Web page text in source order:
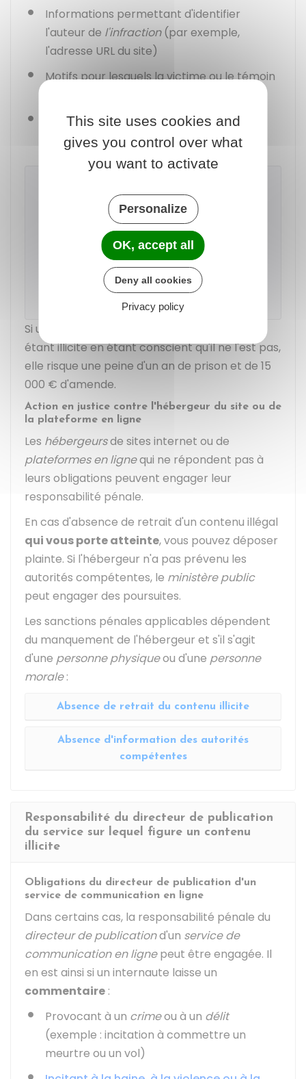
Informations permettant d'identifier
l'auteur de l'infraction(par exemple,
l'adresse URL du site)
Motifs pour lesquels la victime ou le témoin
Éventuelles démarches effectuées pour
contacter l'auteur des faits.
Il n'est pas obligatoire d'avoir tenté de
contacter l'auteur de l'infraction pour
signaler un contenu illicite à l'hébergeur
internet. La victime ou le témoin peut
directement signaler les faits à
Si une personne signale un contenu comme
étant illicite en étant conscient qu'il ne l'est pas,
elle risque une peine d'un an de prison et de 15
000 € d'amende.
Action en justice contre l'hébergeur du site ou de
la plateforme en ligne
Les hébergeursde sites internet ou de
plateformes en lignequi ne répondent pas à
leurs obligations peuvent engager leur
responsabilité pénale.
En cas d'absence de retrait d'un contenu illégal
qui vous porte atteinte, vous pouvez déposer
plainte. Si l'hébergeur n'a pas prévenu les
autorités compétentes, le ministère public
peut engager des poursuites.
Les sanctions pénales applicables dépendent
du manquement de l'hébergeur et s'il s'agit
d'une personne physiqueou d'une personne
morale:
Absence de retrait du contenu illicite
Absence d'information des autorités
compétentes
Responsabilité du directeur de publication
du service sur lequel figure un contenu
illicite
Obligations du directeur de publication d'un
service de communication en ligne
Dans certains cas, la responsabilité pénale du
directeur de publicationd'un service de
communication en lignepeut être engagée. Il
en est ainsi si un internaute laisse un
commentaire :
Provocant à un crimeou à un délit
(exemple : incitation à commettre un
meurtre ou un vol)
This site uses cookies and
gives you control over what
you want to activate
Personalize
OK, accept all
Deny all cookies
Privacy policy